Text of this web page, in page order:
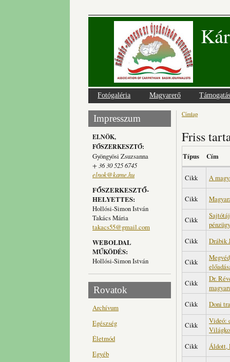
Fotógaléria Magyarerő Támogatás
Impresszum
ELNÖK,
FŐSZERKESZTŐ:
Gyöngyösi Zsuzsanna
+ 36 30 525 6745
elnok@kame.hu
FŐSZERKESZTŐ-
HELYETTES:
Hollósi-Simon István
Takács Mária
takacs55@gmail.com
WEBOLDAL
MŰKÖDÉS:
Hollósi-Simon István
Rovatok
Archívum
Egészség
Életmód
Egyéb
Jelenlegi
Címlap
Friss
Típus Cím
Cikk
A
Cikk
Cikk
Cikk
Drábik
Cikk
Cikk
Dr.
Cikk
Doni
Cikk
Videó:
Cikk
Áldott,